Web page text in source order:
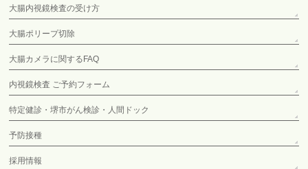
大腸内視鏡検査の受け方
大腸ポリープ切除
大腸カメラに関するFAQ
内視鏡検査 ご予約フォーム
特定健診・堺市がん検診・人間ドック
予防接種
採用情報